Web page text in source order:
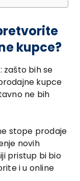
kupce?
zašto bih se
kupce
ne bih
stope prodaje
novih
pristup bi bio
i u online